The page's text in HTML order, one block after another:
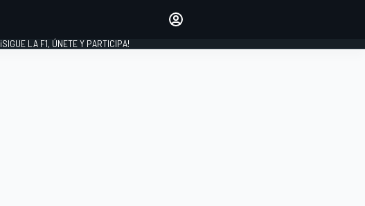
¡SIGUE LA F1, ÚNETE Y PARTICIPA!